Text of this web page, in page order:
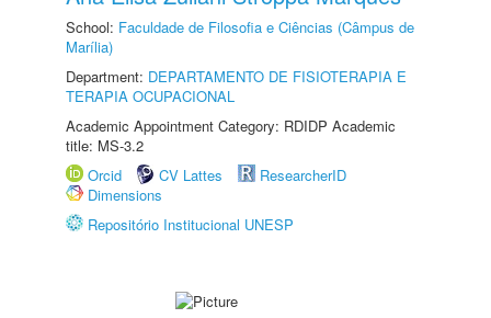
School: Faculdade de Filosofia e Ciências (Câmpus de
Marília)
Department: DEPARTAMENTO DE FISIOTERAPIA E
TERAPIA OCUPACIONAL
Academic Appointment Category: RDIDP Academic
title: MS-3.2
Orcid
CV Lattes
ResearcherID
Dimensions
Repositório Institucional UNESP